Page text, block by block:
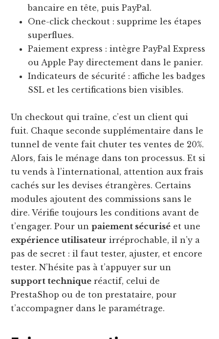
bancaire en tête, puis PayPal.
One-click checkout : supprime les étapes
superflues.
Paiement express : intègre PayPal Express
ou Apple Pay directement dans le panier.
Indicateurs de sécurité : affiche les badges
SSL et les certifications bien visibles.
Un checkout qui traîne, c’est un client qui
fuit. Chaque seconde supplémentaire dans le
tunnel de vente fait chuter tes ventes de 20%.
Alors, fais le ménage dans ton processus. Et si
tu vends à l’international, attention aux frais
cachés sur les devises étrangères. Certains
modules ajoutent des commissions sans le
dire. Vérifie toujours les conditions avant de
t’engager. Pour unpaiement sécurisé et une
expérience utilisateur irréprochable, il n’y a
pas de secret : il faut tester, ajuster, et encore
tester. N’hésite pas à t’appuyer sur un
support technique réactif, celui de
PrestaShop ou de ton prestataire, pour
t’accompagner dans le paramétrage.